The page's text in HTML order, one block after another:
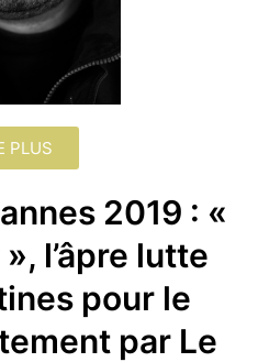
PLUS
2019 : «
l’âpre lutte
pour le
par Le